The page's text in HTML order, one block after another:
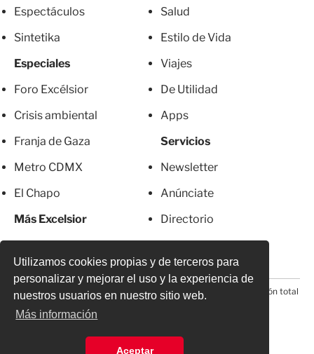
Utilizamos cookies propias y de terceros para
personalizar y mejorar el uso y la experiencia de
nuestros usuarios en nuestro sitio web.
Más información
Aceptar
Espectáculos
Sintetika
Especiales
Foro Excélsior
Crisis ambiental
Franja de Gaza
Metro CDMX
El Chapo
Más Excelsior
Mujeres
Salud
Estilo de Vida
Viajes
De Utilidad
Apps
Servicios
Newsletter
Anúnciate
Directorio
Suscripciones
© 2026 Todos los derechos reservados. Prohibida la reproducción total
o parcial, incluyendo cualquier medio electrónico*